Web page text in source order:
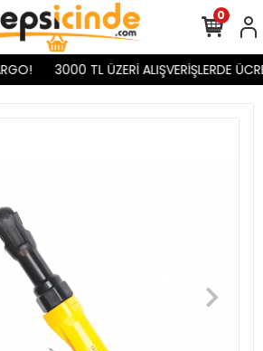
3000 TL ÜZERİ ALIŞVERİŞLERDE
0